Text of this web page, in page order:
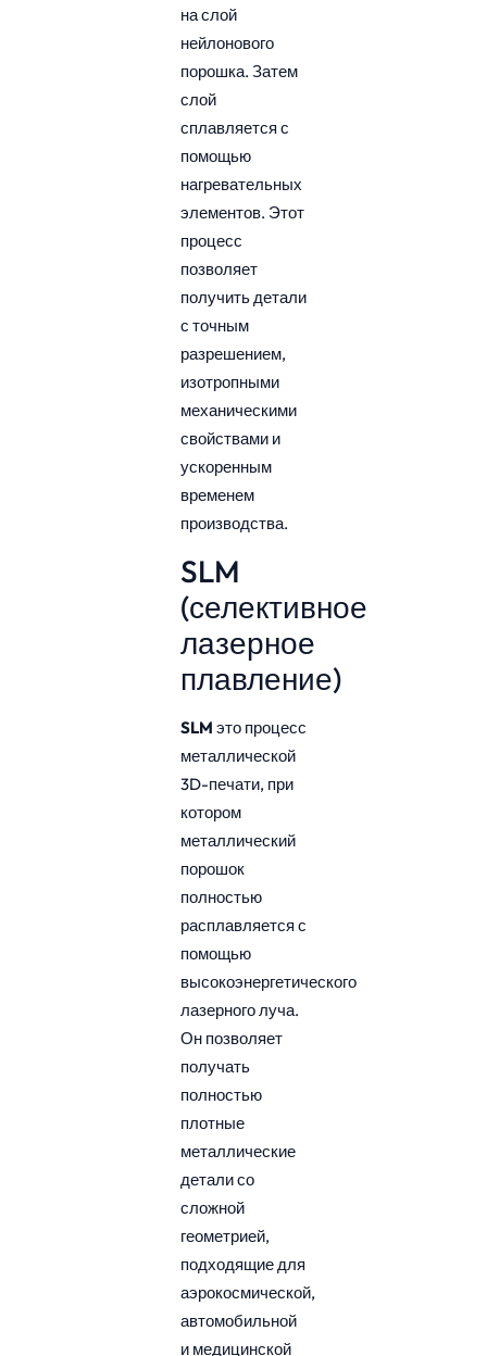
на слой
нейлонового
порошка. Затем
слой
сплавляется с
помощью
нагревательных
элементов. Этот
процесс
позволяет
получить детали
с точным
разрешением,
изотропными
механическими
свойствами и
ускоренным
временем
производства.
SLM
(селективное
лазерное
плавление)
SLM это процесс
металлической
3D-печати, при
котором
металлический
порошок
полностью
расплавляется с
помощью
высокоэнергетического
лазерного луча.
Он позволяет
получать
полностью
плотные
металлические
детали со
сложной
геометрией,
подходящие для
аэрокосмической,
автомобильной
и медицинской